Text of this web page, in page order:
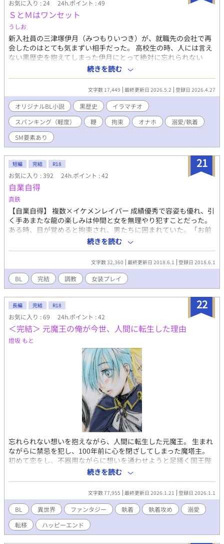
お気に入り : 24 24h.ポイント : 49
ＳとＭはワンセット
うしお
新入社員の三津塚伊月（みつもりいつき）が、就職先の会社で再
会したのはとても気まずい相手だった。 高校生の時、人には言え
ない黒歴史を抱えてしまった伊月にとって絶対に忘れられない
男・瀬居家陽大（せいけようた）。誰にもバレていないと思って
いたそれは、一番バレてはいけない人に知られていた。 ドＳな先
輩×黒歴史持ちの後輩 ちょっと強引な上下関係からはじまる溺愛
ＳＭ物語。 軽いスパンキングや鞭打ち、拘束など、暴力的な描写
があります。洗浄行為について軽く触れている描写もあります。
続きを読む
文字数 17,449 最終更新日 2026.5.2 登録日 2026.4.27
オリジナルBL小説 黒歴史
イラマチオ
スパンキング（軽度）
鞭 拘束 オナホ
溺愛/執着
SM要素あり
21
短編 完結 R18
お気に入り : 392 24h.ポイント : 42
自業自得
真鉄
【自業自得】 複数×イケメンレイパー 成績優秀で容姿も優れ、引
く手あまたな龍の楽しみは仲間と女を無理やり犯すことだった。
ある時、目が覚めると拘束され、男たちに囲まれていた。「お前
がこれまでに輪姦した被害女性たちの中に、手を出しちゃいけな
い娘がいたんだよ」男は笑いながらそう囁いた。「男に集団で犯
される気持ちを身を以て味わえ、ってのがクライアントの意向で
ねぇ」 輪姦/潮吹き/乳首責め/調教/腸内洗浄(※大スカなし) 【愉
悦】 あの時、俺に犯された龍の姿が忘れられない――。俺はさん
ざん探し回り、龍が働く「店」をやっとの思いで見つけた。堕ち
た龍を金で買い、再び犯す。それをずっと夢見てきたのだ。 絶倫
元プリン頭×強制女装イケメン男娼 潮吹き/女装
続きを読む
文字数 32,360 最終更新日 2018.6.1 登録日 2018.6.1
BL 完結 調教 女装プレイ
22
長編 完結 R18
お気に入り : 69 24h.ポイント : 42
＜完結＞ 元魔王の俺が今世、人間に転生した理由
燈坂 もと
忘れられない想いを抱えながら、人間に転生した元魔王。 生まれ
ながらに禁忌を犯し、100年前に心を閉ざしてしまった魔塔主。
初めて恋をし、不器用ながらに想いを通わせようと足掻く国王陛
下。 愛しいのに触れられない、少しおっちょこちょいな元聖女。
始まりは、聖女の器を異世界から召喚したこと。 魔塔主の外れた
事のない予言では、やって来る聖女はひとりの筈だった。 ところ
が、魔法陣の上に現れた異世界人はふたりで ─── ？
続きを読む
文字数 77,955 最終更新日 2026.1.21 登録日 2026.1.1
BL 異世界 ファンタジー 執着 執着攻め
溺愛
転移
ハッピーエンド